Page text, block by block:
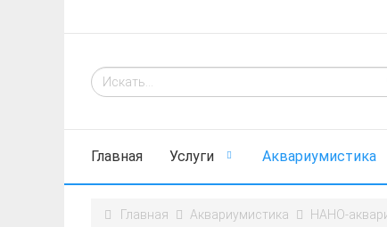
Главная Услуги Аквариумистика
Главная Аквариумистика НАНО-